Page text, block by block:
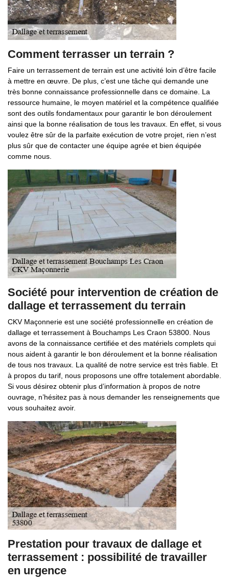
Comment terrasser un terrain ?
Faire un terrassement de terrain est une activité loin d’être facile
à mettre en œuvre. De plus, c’est une tâche qui demande une
très bonne connaissance professionnelle dans ce domaine. La
ressource humaine, le moyen matériel et la compétence qualifiée
sont des outils fondamentaux pour garantir le bon déroulement
ainsi que la bonne réalisation de tous les travaux. En effet, si vous
voulez être sûr de la parfaite exécution de votre projet, rien n’est
plus sûr que de contacter une équipe agrée et bien équipée
comme nous.
Société pour intervention de création de
dallage et terrassement du terrain
CKV Maçonnerie est une société professionnelle en création de
dallage et terrassement à Bouchamps Les Craon 53800. Nous
avons de la connaissance certifiée et des matériels complets qui
nous aident à garantir le bon déroulement et la bonne réalisation
de tous nos travaux. La qualité de notre service est très fiable. Et
à propos du tarif, nous proposons une offre totalement abordable.
Si vous désirez obtenir plus d’information à propos de notre
ouvrage, n’hésitez pas à nous demander les renseignements que
vous souhaitez avoir.
Prestation pour travaux de dallage et
terrassement : possibilité de travailler
en urgence